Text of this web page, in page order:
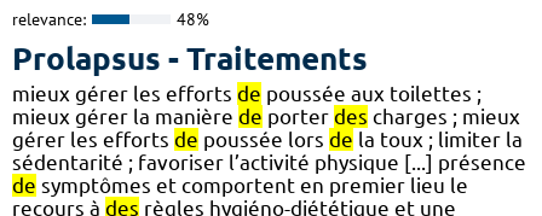
relevance: 48%
Prolapsus - Traitements
mieux gérer les efforts de poussée aux toilettes ;
mieux gérer la manière de porter des charges ; mieux
gérer les efforts de poussée lors de la toux ; limiter la
sédentarité ; favoriser l’activité physique [...] présence
de symptômes et comportent en premier lieu le
recours à des règles hygiéno-diététique et une